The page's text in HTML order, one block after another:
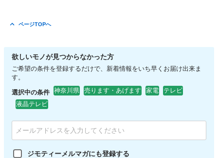
ページTOPへ
欲しいモノが見つからなかった方
ご希望の条件を登録するだけで、新着情報をいち早くお届け出来ま
す。
選択中の条件 神奈川県 売ります・あげます 家電
テレビ
液晶テレビ
ジモティーメルマガにも登録する